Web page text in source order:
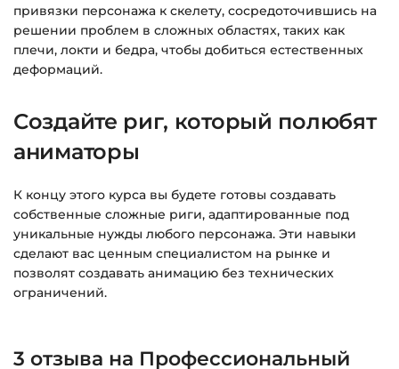
привязки персонажа к скелету, сосредоточившись на
решении проблем в сложных областях, таких как
плечи, локти и бедра, чтобы добиться естественных
деформаций.
Создайте риг, который полюбят
аниматоры
К концу этого курса вы будете готовы создавать
собственные сложные риги, адаптированные под
уникальные нужды любого персонажа. Эти навыки
сделают вас ценным специалистом на рынке и
позволят создавать анимацию без технических
ограничений.
3 отзыва на Профессиональный